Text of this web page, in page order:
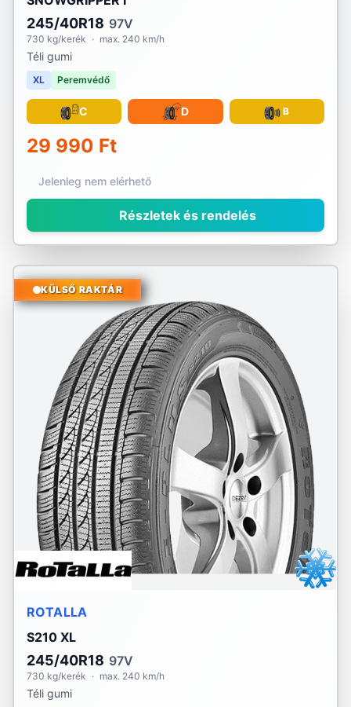
245/40R18 97V
730 kg/kerék · max. 240 km/h
Téli gumi
XL Peremvédő
C D B
29 990 Ft
Jelenleg nem elérhető
Részletek és rendelés
KÜLSŐ RAKTÁR
ROTALLA
S210 XL
245/40R18 97V
730 kg/kerék · max. 240 km/h
Téli gumi